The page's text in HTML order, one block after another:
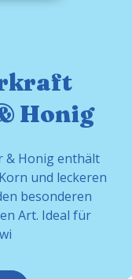
Honig
& Honig enthält
und leckeren
besonderen
Art. Ideal für